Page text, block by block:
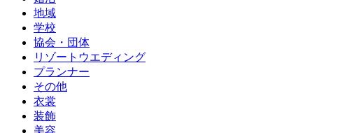
地域
学校
協会・団体
リゾートウエディング
プランナー
その他
衣裳
装飾